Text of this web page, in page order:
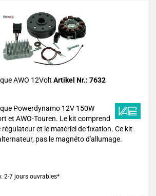
AWO 12Volt Artikel Nr.: 7632
Powerdynamo 12V 150W
et AWO-Touren. Le kit comprend
régulateur et le matériel de fixation. Ce kit
pas le magnéto d'allumage.
2-7 jours ouvrables*